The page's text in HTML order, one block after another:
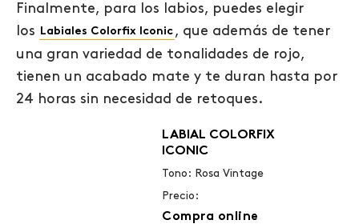
Finalmente, para los labios, puedes elegir
los Labiales Colorfix Iconic , que además de tener
una gran variedad de tonalidades de rojo,
tienen un acabado mate y te duran hasta por
24 horas sin necesidad de retoques.
LABIAL COLORFIX
ICONIC
Tono: Rosa Vintage
Precio:
Compra online